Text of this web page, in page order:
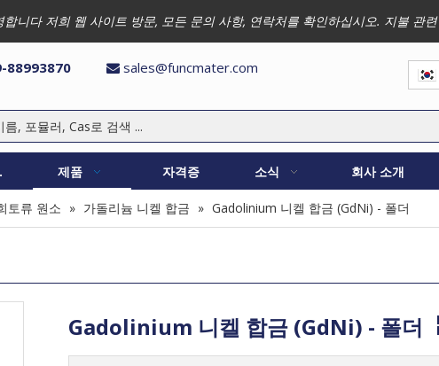
니다 저희 웹 사이트 방문, 모든 문의 사항, 연락처를 확인하십시오. 지불 관
88993870  sales@funcmater.com
제품 자격증 소식 회사 소개
토류 원소 » 가돌리늄 니켈 합금 » Gadolinium 니켈 합금 (GdNi) - 폴더
Gadolinium 니켈 합금 (GdNi) - 폴더